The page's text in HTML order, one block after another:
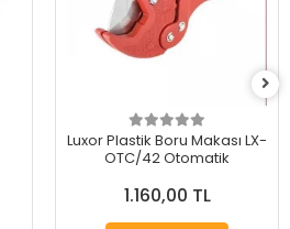
Luxor Plastik Boru Makası LX-
OTC/42 Otomatik
1.160,00 TL